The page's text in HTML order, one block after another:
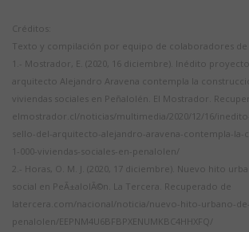
Créditos:
Texto y compilación por equipo de colaboradores de
1.- Mostrador, E. (2020, 16 diciembre). Inédito
arquitecto Alejandro Aravena contempla la
viviendas sociales en Peñalolén. El Mostrador.
elmostrador.cl/noticias/multimedia/2020/12/16/
sello-del-arquitecto-alejandro-aravena-contempla-la-
1-000-viviendas-sociales-en-penalolen/
2.- Horas, O. M. J. (2020, 17 diciembre). Nuevo hito
social en PeÃ±alolÃ©n. La Tercera. Recuperado de
latercera.com/nacional/noticia/nuevo-hito-urbano-
penalolen/EEPNM4U6BFBPXENUMKBC4HHXFQ/